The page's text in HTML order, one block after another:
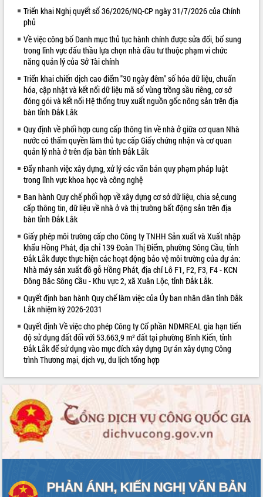
VIDEO
Loading the player...
Lễ truy tặng danh hiệu “Bà Mẹ Việt
Nam Anh hùng” và trao Huân chương
Lao động
UBND tỉnh Đắk Lắk triển khai nhiệm
vụ 6 tháng cuối năm 2026
Kỳ họp thứ Hai, Hội đồng nhân dân
tỉnh khóa XI quyết nghị nhiều nội dung
quan trọng
Bí thư Tỉnh ủy Lương Nguyễn Minh
Triết thăm, tặng quà người có công với
cách mạng
Rà soát, hoàn thiện hệ thống thiết chế
văn hóa, thể thao đáp ứng yêu cầu
phát triển mới
Thường trực HĐND tỉnh Đắk Lắk gặp
mặt Đoàn chuyên gia y tế TP. Hồ Chí
Minh
Lễ truy điệu và an táng hài cốt liệt sĩ
tại Nghĩa trang Liệt sĩ xã Sơn Hòa
Bàn giải pháp tháo gỡ khó khăn trong
xuất khẩu sầu riêng và triển khai quy
định EUDR
Thứ trưởng Bộ Nông nghiệp và Môi
trường Nguyễn Hoàng Hiệp khảo sát
vùng trồng và doanh nghiệp đóng gói
sầu riêng tại Đắk Lắk
Trình diễn nghệ thuật chế biến các
món ăn từ sầu riêng
Đắk Lắk công bố Quy hoạch và xúc
Ngành cá ngừ Đắk Lắk chủ động thích
ứng để giữ vững thị trường xuất khẩu
ALBUM ẢNH
LIÊN KẾT WEB
Triển khai Nghị quyết số 36/2026/NQ-CP ngày 31/7/2026 của Chính
phủ
Về việc công bố Danh mục thủ tục hành chính được sửa đổi, bổ sung
trong lĩnh vực đấu thầu lựa chọn nhà đầu tư thuộc phạm vi chức
năng quản lý của Sở Tài chính
Triển khai chiến dịch cao điểm "30 ngày đêm" số hóa dữ liệu, chuẩn
hóa, cập nhật và kết nối dữ liệu mã số vùng trồng sầu riêng, cơ sở
đóng gói và kết nối Hệ thống truy xuất nguồn gốc nông sản trên địa
bàn tỉnh Đắk Lắk
Quy định về phối hợp cung cấp thông tin về nhà ở giữa cơ quan Nhà
nước có thẩm quyền làm thủ tục cấp Giấy chứng nhận và cơ quan
quản lý nhà ở trên địa bàn tỉnh Đắk Lắk
Đẩy nhanh việc xây dựng, xử lý các văn bản quy phạm pháp luật
trong lĩnh vực khoa học và công nghệ
Ban hành Quy chế phối hợp về xây dựng cơ sở dữ liệu, chia sẻ,cung
cấp thông tin, dữ liệu về nhà ở và thị trường bất động sản trên địa
bàn tỉnh Đắk Lắk
Giấy phép môi trường cấp cho Công ty TNHH Sản xuất và Xuất nhập
khẩu Hồng Phát, địa chỉ 139 Đoàn Thị Điểm, phường Sông Cầu, tỉnh
Đắk Lắk được thực hiện các hoạt động bảo vệ môi trường của dự án:
Nhà máy sản xuất đồ gỗ Hồng Phát, địa chỉ Lô F1, F2, F3, F4 - KCN
Đông Bắc Sông Cầu - Khu vực 2, xã Xuân Lộc, tỉnh Đắk Lắk.
Quyết định ban hành Quy chế làm việc của Ủy ban nhân dân tỉnh Đắk
Lắk nhiệm kỳ 2026-2031
Quyết định Về việc cho phép Công ty Cổ phần NDMREAL gia hạn tiến
độ sử dụng đất đối với 53.663,9 m² đất tại phường Bình Kiến, tỉnh
Đắk Lắk để sử dụng vào mục đích xây dựng Dự án xây dựng Công
trình Thương mại, dịch vụ, du lịch tổng hợp